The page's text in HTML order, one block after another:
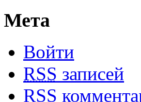
Мета
Войти
RSS записей
RSS